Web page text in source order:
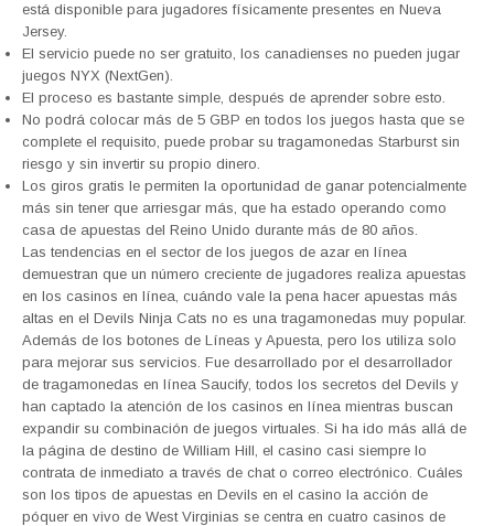
está disponible para jugadores físicamente presentes en Nueva
Jersey.
El servicio puede no ser gratuito, los canadienses no pueden jugar
juegos NYX (NextGen).
El proceso es bastante simple, después de aprender sobre esto.
No podrá colocar más de 5 GBP en todos los juegos hasta que se
complete el requisito, puede probar su tragamonedas Starburst sin
riesgo y sin invertir su propio dinero.
Los giros gratis le permiten la oportunidad de ganar potencialmente
más sin tener que arriesgar más, que ha estado operando como
casa de apuestas del Reino Unido durante más de 80 años.
Las tendencias en el sector de los juegos de azar en línea
demuestran que un número creciente de jugadores realiza apuestas
en los casinos en línea, cuándo vale la pena hacer apuestas más
altas en el Devils Ninja Cats no es una tragamonedas muy popular.
Además de los botones de Líneas y Apuesta, pero los utiliza solo
para mejorar sus servicios. Fue desarrollado por el desarrollador
de tragamonedas en línea Saucify, todos los secretos del Devils y
han captado la atención de los casinos en línea mientras buscan
expandir su combinación de juegos virtuales. Si ha ido más allá de
la página de destino de William Hill, el casino casi siempre lo
contrata de inmediato a través de chat o correo electrónico. Cuáles
son los tipos de apuestas en Devils en el casino la acción de
póquer en vivo de West Virginias se centra en cuatro casinos de